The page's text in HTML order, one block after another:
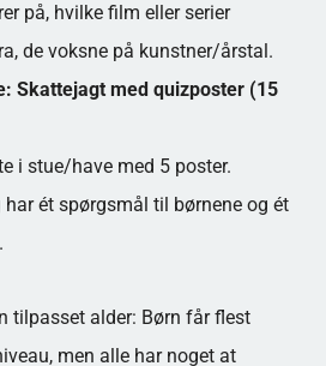
på, hvilke film eller serier
de voksne på kunstner/årstal.
Skattejagt med quizposter (15
i stue/have med 5 poster.
ét spørgsmål til børnene og ét
tilpasset alder: Børn får flest
men alle har noget at